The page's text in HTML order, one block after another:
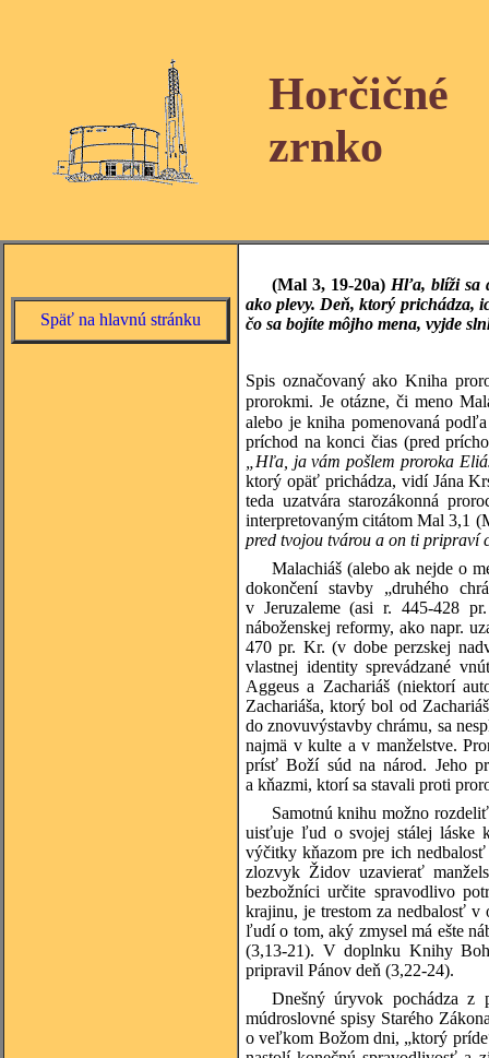
Horčičné
zrnko
Späť na hlavnú stránku
(Mal 3, 19-20a) Hľa, blíži sa
ako plevy. Deň, ktorý prichádza,
čo sa bojíte môjho mena, vyjde
Spis označovaný ako Kniha
prorokmi. Je otázne, či meno
alebo je kniha pomenovaná
príchod na konci čias (pred
„Hľa, ja vám pošlem proroka
ktorý opäť prichádza, vidí Jána
teda uzatvára starozákonná
interpretovaným citátom Mal 3,1
pred tvojou tvárou a on ti pripraví
Malachiáš (alebo ak nejde o
dokončení stavby „druhého
v Jeruzaleme (asi r. 445-428
náboženskej reformy, ako napr.
470 pr. Kr. (v dobe perzskej
vlastnej identity sprevádzané
Aggeus a Zachariáš (niektorí
Zachariáša, ktorý bol od
do znovuvýstavby chrámu, sa
najmä v kulte a v manželstve.
prísť Boží súd na národ. Jeho
a kňazmi, ktorí sa stavali proti
Samotnú knihu možno
uisťuje ľud o svojej stálej láske
výčitky kňazom pre ich
zlozvyk Židov uzavierať
bezbožníci určite spravodlivo
krajinu, je trestom za nedbalosť v
ľudí o tom, aký zmysel má ešte
(3,13-21). V doplnku Knihy Boh
pripravil Pánov deň (3,22-24).
Dnešný úryvok pochádza z
múdroslovné spisy Starého
o veľkom Božom dni, „ktorý